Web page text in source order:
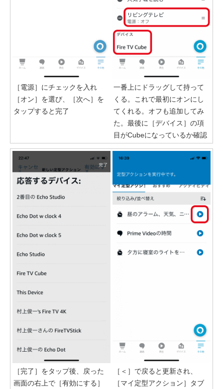
［電源］にチェックを入れ
［オン］を選び、［次へ］を
タップすると完了
一番上にドラッグして持って
くる。これで最初にオンにし
てくれる。オフも追加してみ
た。最後に［デバイス］の項
目がCubeになっているか確認
［完了］をタップ後、戻った
画面の右上で［有効にする］
［＜］で戻ると更新され、
［マイ定型アクション］タブ